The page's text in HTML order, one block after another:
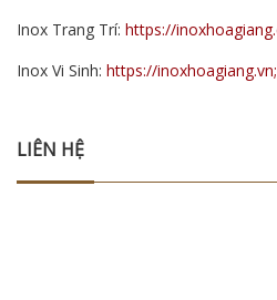
Inox Trang Trí: https://
Inox Vi Sinh: https://
LIÊN HỆ